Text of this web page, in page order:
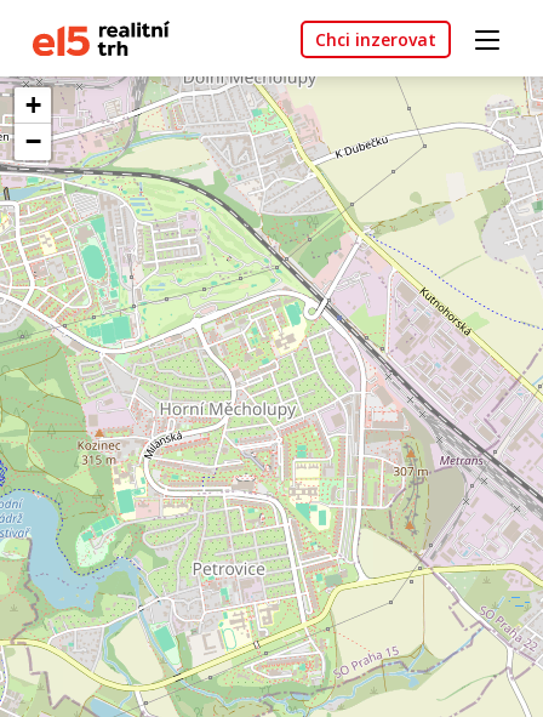
Chci inzerovat
+
−